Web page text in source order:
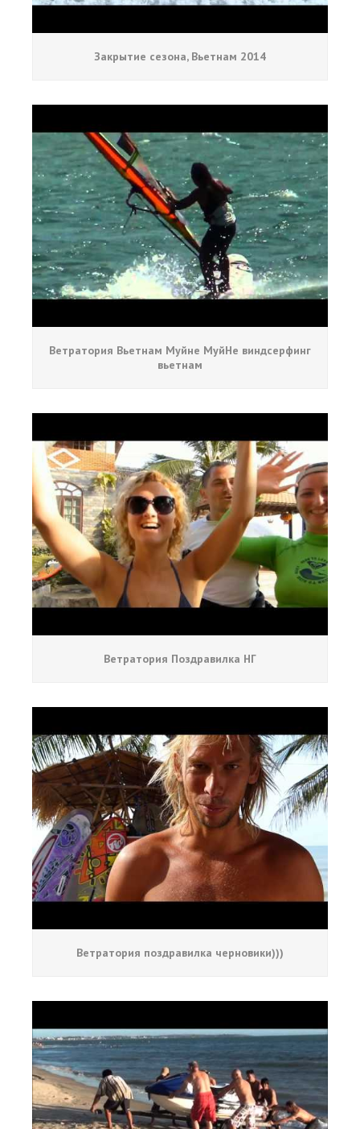
Закрытие сезона, Вьетнам 2014
Ветратория Вьетнам Муйне МуйНе виндсерфинг
вьетнам
Ветратория Поздравилка НГ
Ветратория поздравилка черновики)))